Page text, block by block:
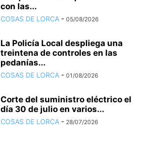
con las...
COSAS DE LORCA - 05/08/2026
La Policía Local despliega una
treintena de controles en las
pedanías...
COSAS DE LORCA - 01/08/2026
Corte del suministro eléctrico el
día 30 de julio en varios...
COSAS DE LORCA - 28/07/2026